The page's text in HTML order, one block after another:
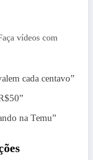
vídeos com
cada centavo”
na Temu”